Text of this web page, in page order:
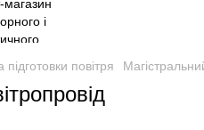
повітря